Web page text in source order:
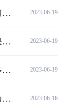
2023-06-19
2023-06-19
2023-06-19
2023-06-16